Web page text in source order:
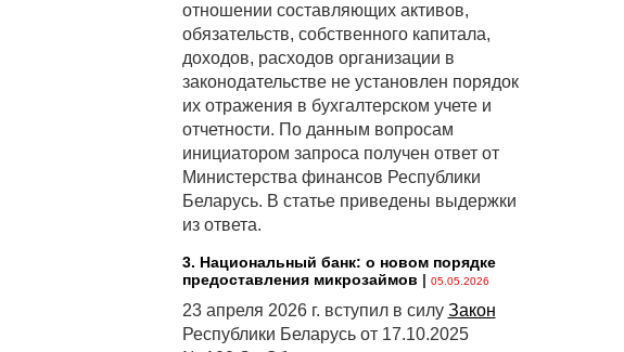
отношении составляющих активов,
обязательств, собственного капитала,
доходов, расходов организации в
законодательстве не установлен порядок
их отражения в бухгалтерском учете и
отчетности. По данным вопросам
инициатором запроса получен ответ от
Министерства финансов Республики
Беларусь. В статье приведены выдержки
из ответа.
3. Национальный банк: о новом порядке
предоставления микрозаймов | 05.05.2026
23 апреля 2026 г. вступил в силу Закон
Республики Беларусь от 17.10.2025